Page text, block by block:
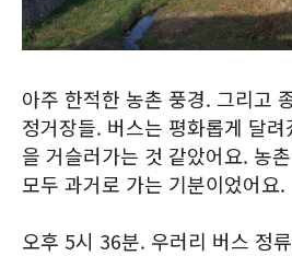
아주 한적한 농촌 풍경. 그리고
정거장들. 버스는 평화롭게 달
을 거슬러가는 것 같았어요. 농
모두 과거로 가는 기분이었어요.
오후 5시 36분. 우러리 버스 정